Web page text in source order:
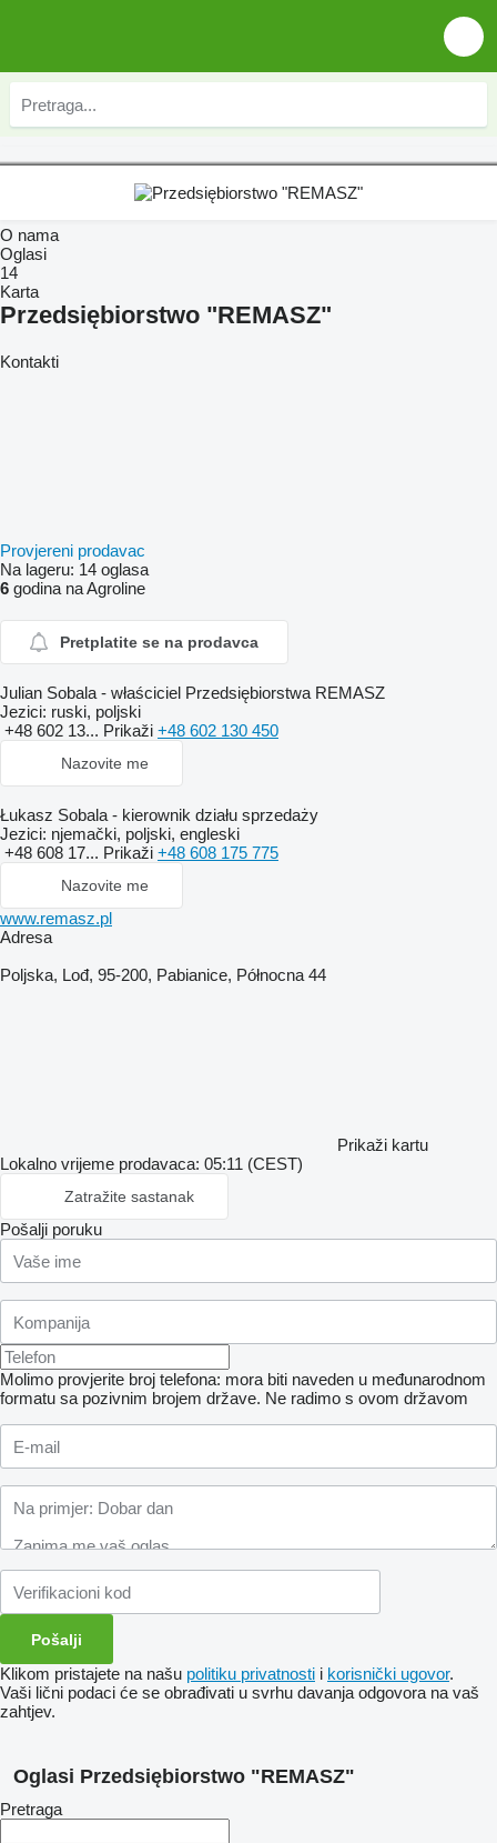
O nama
Oglasi
14
Karta
Przedsiębiorstwo "REMASZ"
Kontakti
Provjereni prodavac
Na lageru: 14 oglasa
6 godina na Agroline
Pretplatite se na prodavca
Julian Sobala - właściciel Przedsiębiorstwa REMASZ
Jezici: ruski, poljski
+48 602 13... Prikaži +48 602 130 450
Nazovite me
Łukasz Sobala - kierownik działu sprzedaży
Jezici: njemački, poljski, engleski
+48 608 17... Prikaži +48 608 175 775
Nazovite me
www.remasz.pl
Adresa
Poljska, Lođ, 95-200, Pabianice, Północna 44
Prikaži kartu
Lokalno vrijeme prodavaca: 05:11 (CEST)
Zatražite sastanak
Pošalji poruku
Molimo provjerite broj telefona: mora biti naveden u međunarodnom
formatu sa pozivnim brojem države. Ne radimo s ovom državom
Klikom pristajete na našu politiku privatnosti i korisnički ugovor.
Vaši lični podaci će se obrađivati ​​u svrhu davanja odgovora na vaš
zahtjev.
Oglasi Przedsiębiorstwo "REMASZ"
Pretraga